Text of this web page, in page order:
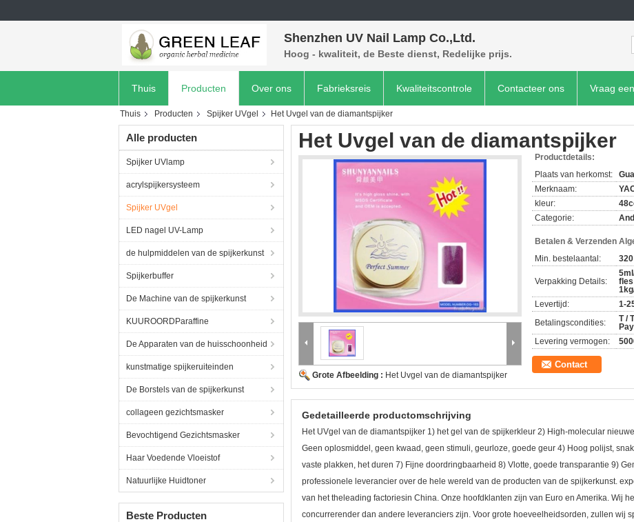
Shenzhen UV Nail Lamp Co.,Ltd.
Hoog - kwaliteit, de Beste dienst, Redelijke prijs.
Thuis Producten Over ons Fabrieksreis Kwaliteitscontrole Contacteer ons Vraag
Thuis Producten Spijker UVgel Het Uvgel van de diamantspijker
Alle producten
Spijker UVlamp
acrylspijkersysteem
Spijker UVgel
LED nagel UV-Lamp
de hulpmiddelen van de spijkerkunst
Spijkerbuffer
De Machine van de spijkerkunst
KUUROORDParaffine
De Apparaten van de huisschoonheid
kunstmatige spijkeruiteinden
De Borstels van de spijkerkunst
collageen gezichtsmasker
Bevochtigend Gezichtsmasker
Haar Voedende Vloeistof
Natuurlijke Huidtoner
Beste Producten
Het Uvgel van de diamantspijker
Grote Afbeelding : Het Uvgel van de diamantspijker
Productdetails:
Plaats van herkomst:
Merknaam:
kleur:
Categorie:
Betalen & Verzenden
Min. bestelaantal:
Verpakking Details:
Levertijd:
1-
Betalingscondities:
T /
Levering vermogen:
Contact
Gedetailleerde productomschrijving
Het UVgel van de diamantspijker 1) het gel van de spijkerkleur 2) High-molecular
Geen oplosmiddel, geen kwaad, geen stimuli, geurloze, goede geur 4) Hoog polijst,
vaste plakken, het duren 7) Fijne doordringbaarheid 8) Vlotte, goede transparantie 9)
professionele leverancier over de hele wereld van de producten van de spijkerkunst.
van het theleading factoriesin China. Onze hoofdklanten zijn van Euro en Amerika. Wij
concurrerender dan andere leveranciers zijn. Voor grote hoeveelheidsorden, zullen wij